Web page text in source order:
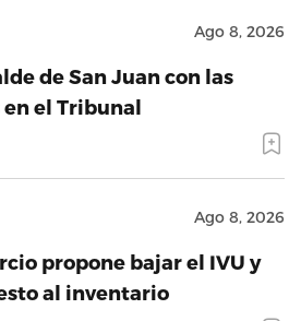
Ago 8, 2026
de San Juan con las
el Tribunal
Ago 8, 2026
propone bajar el IVU y
al inventario